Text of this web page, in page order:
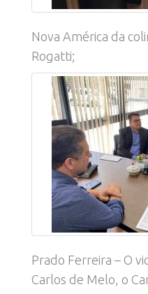
Nova América da
Rogatti;
Prado Ferreira – O
Carlos de Melo, o